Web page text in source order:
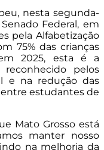
nesta segunda-
Federal, em
pela Alfabetização
75% das crianças
2025, esta é a
pelos
e na redução das
estudantes de
Mato Grosso está
manter nosso
na melhoria da